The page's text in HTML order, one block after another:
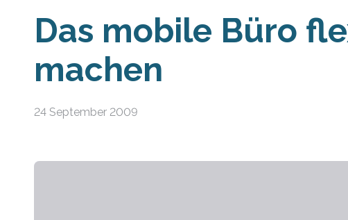
Das mobile Büro
machen
24 September 2009